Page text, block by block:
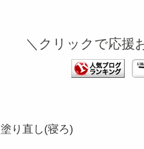
＼クリックで応援
塗り直し(寝ろ)